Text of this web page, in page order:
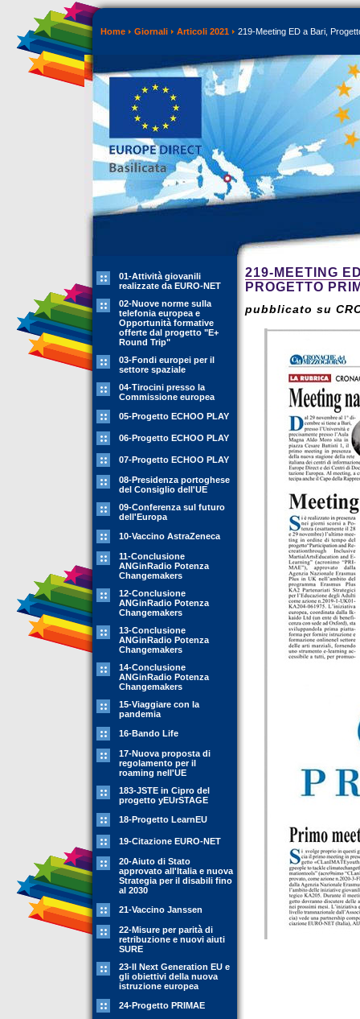
Home Giornali Articoli 2021 219-Meeting ED a Bari,
01-Attività giovanili
realizzate da EURO-NET
02-Nuove norme sulla
telefonia europea e
Opportunità formative
offerte dal progetto "E+
Round Trip"
03-Fondi europei per il
settore spaziale
04-Tirocini presso la
Commissione europea
05-Progetto ECHOO PLAY
06-Progetto ECHOO PLAY
07-Progetto ECHOO PLAY
08-Presidenza portoghese
del Consiglio dell'UE
09-Conferenza sul futuro
dell'Europa
10-Vaccino AstraZeneca
11-Conclusione
ANGinRadio Potenza
Changemakers
12-Conclusione
ANGinRadio Potenza
Changemakers
13-Conclusione
ANGinRadio Potenza
Changemakers
14-Conclusione
ANGinRadio Potenza
Changemakers
15-Viaggiare con la
pandemia
16-Bando Life
17-Nuova proposta di
regolamento per il
roaming nell'UE
183-JSTE in Cipro del
progetto yEUrSTAGE
18-Progetto LearnEU
19-Citazione EURO-NET
20-Aiuto di Stato
approvato all'Italia e nuova
Strategia per il disabili fino
al 2030
21-Vaccino Janssen
22-Misure per parità di
retribuzione e nuovi aiuti
SURE
23-Il Next Generation EU e
gli obiettivi della nuova
istruzione europea
24-Progetto PRIMAE
219-MEETING
PROGETTO
pubblicato su